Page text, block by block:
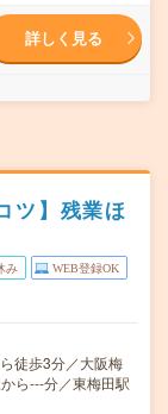
詳しく見る
ツ】残業ほ
み WEB登録OK
徒歩3分／大阪梅
ら---分／東梅田駅